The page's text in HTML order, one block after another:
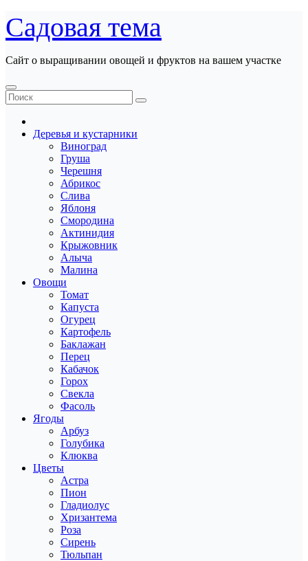
Перейти
к
содержанию
Садовая тема
Сайт о выращивании овощей и фруктов на вашем участке
Деревья и кустарники
Виноград
Груша
Черешня
Абрикос
Слива
Яблоня
Смородина
Актинидия
Крыжовник
Алыча
Малина
Овощи
Томат
Капуста
Огурец
Картофель
Баклажан
Перец
Кабачок
Горох
Свекла
Фасоль
Ягоды
Арбуз
Голубика
Клюква
Цветы
Астра
Пион
Гладиолус
Хризантема
Роза
Сирень
Тюльпан